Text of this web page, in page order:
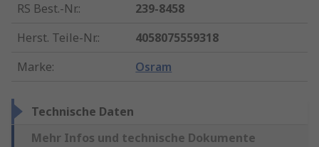
RS Best.-Nr.:
239-8458
Herst. Teile-Nr.:
4058075559318
Marke: Osram
Technische Daten
Mehr Infos und technische Dokumente